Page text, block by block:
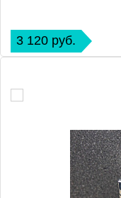
3 120 руб.